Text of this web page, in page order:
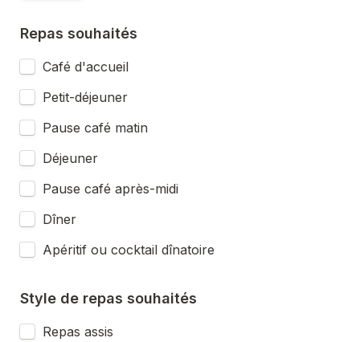
Repas souhaités
Café d'accueil
Petit-déjeuner
Pause café matin
Déjeuner
Pause café après-midi
Dîner
Apéritif ou cocktail dînatoire
Style de repas souhaités
Repas assis